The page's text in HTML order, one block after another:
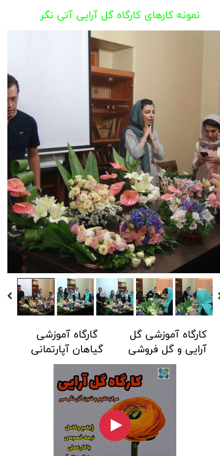
​نمونه کارهای کارگاه گل آرایی آتی نگر
کارگاه آموزشی گل
آرایی و گل فروشی
گارگاه آموزشی
گیاهان آپارتمانی